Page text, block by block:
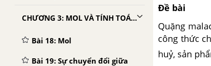
CHƯƠNG 3: MOL VÀ TÍNH TOÁN HÓA HỌC
Bài 18: Mol
Bài 19: Sự chuyển đổi giữa
Đề bài
Quặng
công thức
huỷ, sản